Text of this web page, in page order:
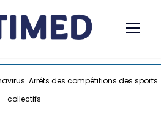
Arrêts des compétitions des sports
collectifs